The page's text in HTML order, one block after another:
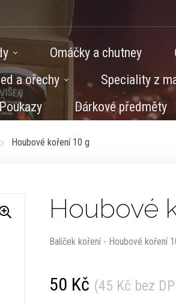
Omáčky a chutney
a ořechy Speciality z
Dárkové předměty
Houbové koření 10 g
Houbové
Balíček koření - Houbové koření
50 Kč (45 Kč bez